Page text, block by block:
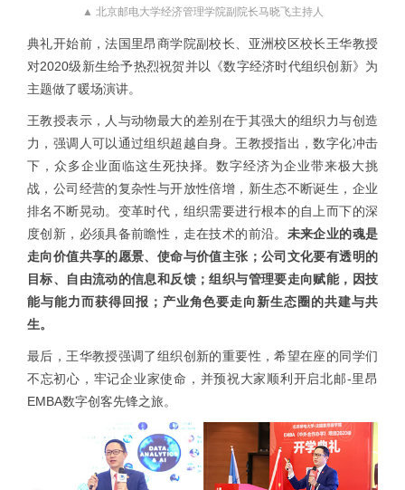
▲ 北京邮电大学经济管理学院副院长马晓飞主持人
典礼开始前，法国里昂商学院副校长、亚洲校区校长王华教授
对2020级新生给予热烈祝贺并以《数字经济时代组织创新》为
主题做了暖场演讲。
王教授表示，人与动物最大的差别在于其强大的组织力与创造
力，强调人可以通过组织超越自身。王教授指出，数字化冲击
下，众多企业面临这生死抉择。数字经济为企业带来极大挑
战，公司经营的复杂性与开放性倍增，新生态不断诞生，企业
排名不断晃动。变革时代，组织需要进行根本的自上而下的深
度创新，必须具备前瞻性，走在技术的前沿。 未来企业的魂是
走向价值共享的愿景、使命与价值主张；公司文化要有透明的
目标、自由流动的信息和反馈；组织与管理要走向赋能，因技
能与能力而获得回报；产业角色要走向新生态圈的共建与共
生。
最后，王华教授强调了组织创新的重要性，希望在座的同学们
不忘初心，牢记企业家使命，并预祝大家顺利开启北邮-里昂
EMBA数字创客先锋之旅。